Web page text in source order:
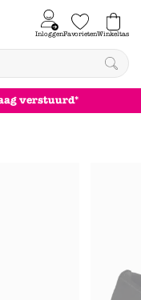
InloggenFavorietenWinkeltas
0